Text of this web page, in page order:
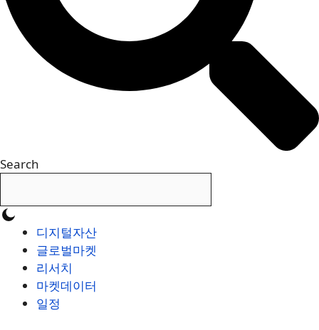
Search
디지털자산
글로벌마켓
리서치
마켓데이터
일정